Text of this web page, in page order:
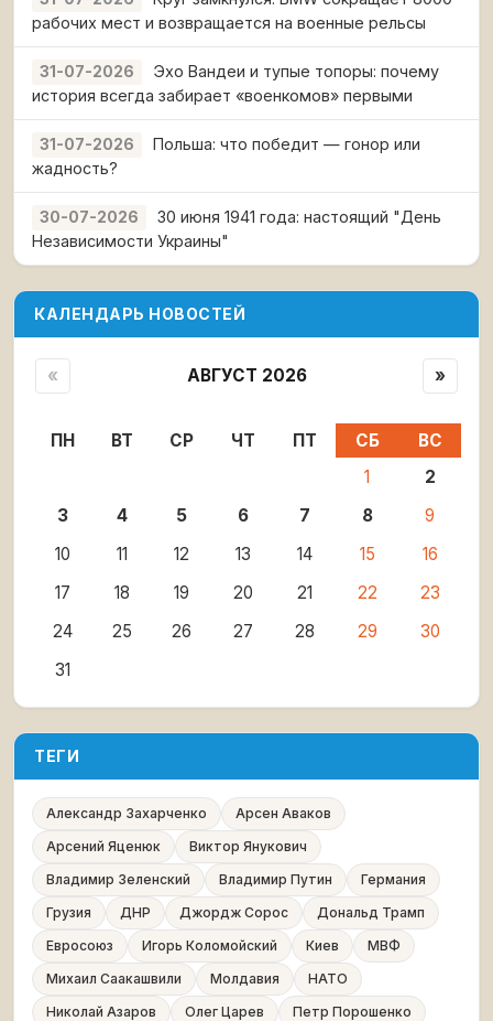
рабочих мест и возвращается на военные рельсы
31-07-2026
Эхо Вандеи и тупые топоры: почему
история всегда забирает «военкомов» первыми
31-07-2026
Польша: что победит — гонор или
жадность?
30-07-2026
30 июня 1941 года: настоящий "День
Независимости Украины"
КАЛЕНДАРЬ НОВОСТЕЙ
« АВГУСТ 2026 »
ПН ВТ СР ЧТ ПТ СБ
ВС
1
2
3
4 5 6 7 8
9
10
11 12 13 14 15
16
17
18 19 20 21 22
23
24
25 26 27 28 29
30
31
ТЕГИ
Александр Захарченко
Арсен Аваков
Арсений Яценюк
Виктор Янукович
Владимир Зеленский
Владимир Путин
Германия
Грузия
ДНР Джордж Сорос
Дональд Трамп
Евросоюз
Игорь Коломойский Киев
МВФ
Михаил Саакашвили
Молдавия
НАТО
Николай Азаров
Олег Царев
Петр Порошенко